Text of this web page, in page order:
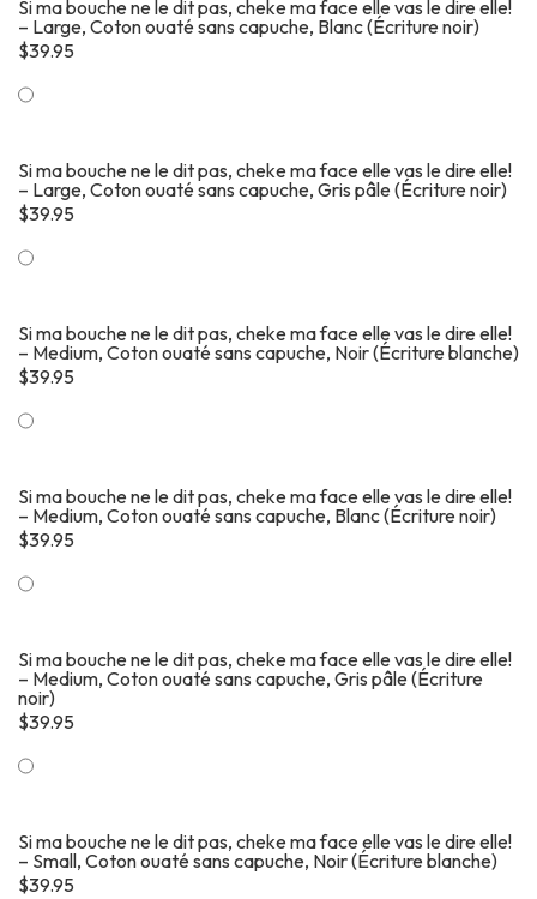
Si ma bouche ne le dit pas, cheke ma face elle vas le dire elle!
– Large, Coton ouaté sans capuche, Blanc (Écriture noir)
$39.95
Si ma bouche ne le dit pas, cheke ma face elle vas le dire elle!
– Large, Coton ouaté sans capuche, Gris pâle (Écriture noir)
$39.95
Si ma bouche ne le dit pas, cheke ma face elle vas le dire elle!
– Medium, Coton ouaté sans capuche, Noir (Écriture blanche)
$39.95
Si ma bouche ne le dit pas, cheke ma face elle vas le dire elle!
– Medium, Coton ouaté sans capuche, Blanc (Écriture noir)
$39.95
Si ma bouche ne le dit pas, cheke ma face elle vas le dire elle!
– Medium, Coton ouaté sans capuche, Gris pâle (Écriture
noir)
$39.95
Si ma bouche ne le dit pas, cheke ma face elle vas le dire elle!
– Small, Coton ouaté sans capuche, Noir (Écriture blanche)
$39.95